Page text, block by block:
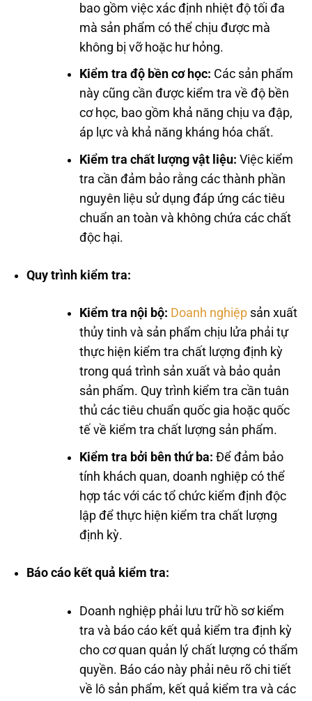
bao gồm việc xác định nhiệt độ tối đa
mà sản phẩm có thể chịu được mà
không bị vỡ hoặc hư hỏng.
Kiểm tra độ bền cơ học: Các sản phẩm
này cũng cần được kiểm tra về độ bền
cơ học, bao gồm khả năng chịu va đập,
áp lực và khả năng kháng hóa chất.
Kiểm tra chất lượng vật liệu: Việc kiểm
tra cần đảm bảo rằng các thành phần
nguyên liệu sử dụng đáp ứng các tiêu
chuẩn an toàn và không chứa các chất
độc hại.
Quy trình kiểm tra:
Kiểm tra nội bộ: Doanh nghiệpsản xuất
thủy tinh và sản phẩm chịu lửa phải tự
thực hiện kiểm tra chất lượng định kỳ
trong quá trình sản xuất và bảo quản
sản phẩm. Quy trình kiểm tra cần tuân
thủ các tiêu chuẩn quốc gia hoặc quốc
tế về kiểm tra chất lượng sản phẩm.
Kiểm tra bởi bên thứ ba: Để đảm bảo
tính khách quan, doanh nghiệp có thể
hợp tác với các tổ chức kiểm định độc
lập để thực hiện kiểm tra chất lượng
định kỳ.
Báo cáo kết quả kiểm tra:
Doanh nghiệp phải lưu trữ hồ sơ kiểm
tra và báo cáo kết quả kiểm tra định kỳ
cho cơ quan quản lý chất lượng có thẩm
quyền. Báo cáo này phải nêu rõ chi tiết
về lô sản phẩm, kết quả kiểm tra và các